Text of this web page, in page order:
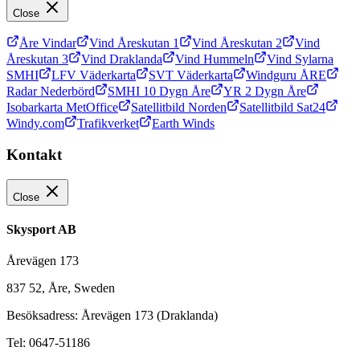
Close
Åre Vindar Vind Åreskutan 1 Vind Åreskutan 2
Vind
Åreskutan 3
Vind Draklanda Vind Hummeln
Vind Sylarna
SMHI
LFV Väderkarta SVT Väderkarta
Windguru ÅRE
Radar Nederbörd
SMHI 10 Dygn Åre
YR 2 Dygn Åre
Isobarkarta MetOffice
Satellitbild Norden
Satellitbild Sat24
Windy.com
Trafikverket Earth Winds
Kontakt
Close
Skysport AB
Årevägen 173
837 52, Åre, Sweden
Besöksadress: Årevägen 173 (Draklanda)
Tel: 0647-51186